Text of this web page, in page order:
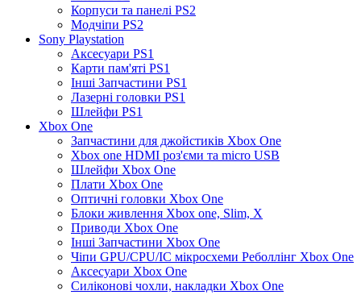
Корпуси та панелі PS2
Модчіпи PS2
Sony Playstation
Аксесуари PS1
Карти пам'яті PS1
Інші Запчастини PS1
Лазерні головки PS1
Шлейфи PS1
Xbox One
Запчастини для джойстиків Xbox One
Xbox one HDMI роз'єми та micro USB
Шлейфи Xbox One
Плати Xbox One
Оптичні головки Xbox One
Блоки живлення Xbox one, Slim, X
Приводи Xbox One
Інші Запчастини Xbox One
Чіпи GPU/CPU/IC мікросхеми Реболлінг Xbox One
Аксесуари Xbox One
Силіконові чохли, накладки Xbox One